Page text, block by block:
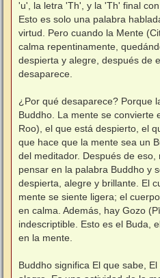
'u', la letra 'Th', y la 'Th' final
Esto es solo una palabra
virtud. Pero cuando la Mente
calma repentinamente,
despierta y alegre, después de
desaparece.
¿Por qué desaparece? Porque
Buddho. La mente se convierte
Roo), el que está despierto, el
que hace que la mente sea un
del meditador. Después de
pensar en la palabra Buddho y
despierta, alegre y brillante. El
mente se siente ligera; el
en calma. Además, hay Gozo
indescriptible. Esto es el Buda,
en la mente.
Buddho significa El que sabe,